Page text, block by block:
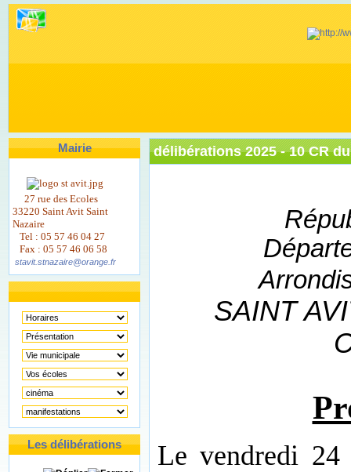
Mairie
27 rue des Ecoles
33220 Saint Avit Saint
Nazaire
Tel : 05 57 46 04 27
Fax : 05 57 46 06 58
stavit.stnazaire@orange.fr
Les délibérations
délibérations 2025 - 10 CR
SAINT
Le vendredi 24